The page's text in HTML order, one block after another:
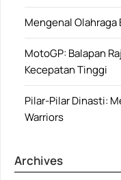
Mengenal Olahraga
MotoGP: Balapan
Kecepatan Tinggi
Pilar-Pilar Dinasti:
Warriors
Archives